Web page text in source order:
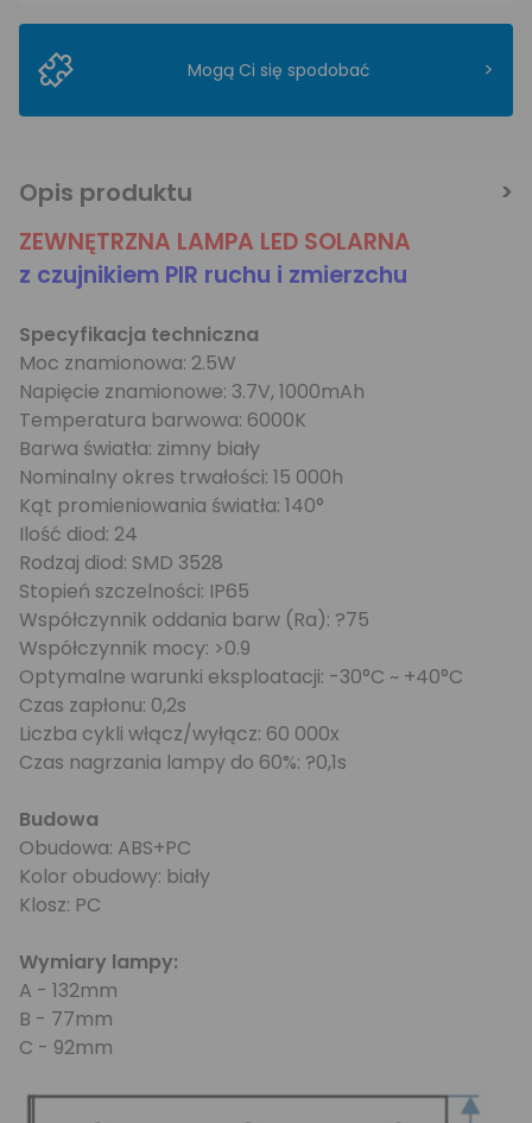
Mogą Ci się spodobać >
Opis produktu
ZEWNĘTRZNA LAMPA LED SOLARNA
z czujnikiem PIR ruchu i zmierzchu
Specyfikacja techniczna
Moc znamionowa: 2.5W
Napięcie znamionowe: 3.7V, 1000mAh
Temperatura barwowa: 6000K
Barwa światła: zimny biały
Nominalny okres trwałości: 15 000h
Kąt promieniowania światła: 140°
Ilość diod: 24
Rodzaj diod: SMD 3528
Stopień szczelności: IP65
Współczynnik oddania barw (Ra): ?75
Współczynnik mocy: >0.9
Optymalne warunki eksploatacji: -30°C ~ +40°C
Czas zapłonu: 0,2s
Liczba cykli włącz/wyłącz: 60 000x
Czas nagrzania lampy do 60%: ?0,1s
Budowa
Obudowa: ABS+PC
Kolor obudowy: biały
Klosz: PC
Wymiary lampy:
A - 132mm
B - 77mm
C - 92mm